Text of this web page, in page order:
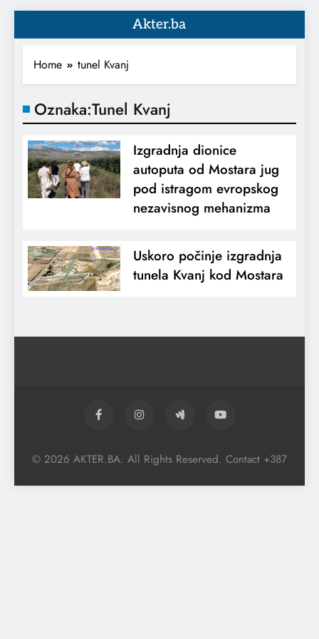
Akter.ba
Home tunel Kvanj
Oznaka:Tunel Kvanj
Izgradnja dionice
autoputa od Mostara jug
pod istragom evropskog
nezavisnog mehanizma
Uskoro počinje izgradnja
tunela Kvanj kod Mostara
© 2026 AKTER.BA. All Rights Reserved. Contact +387